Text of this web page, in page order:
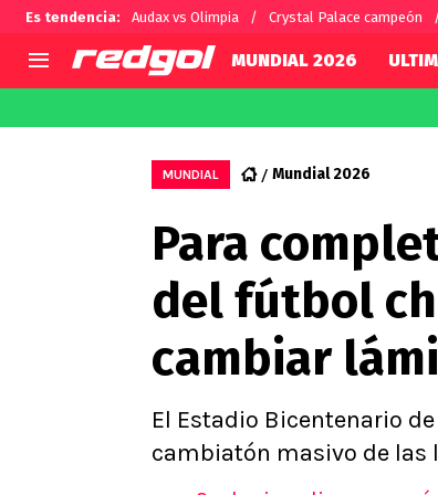
Es tendencia: Audax vs Olimpia Crystal Palace campeón
Selección Chilena
U de Chile
U Católica
Campeonato Nacional
Primera B
Segunda División
Copa Chile
Supercopa Chile
Campeonato Femenino
MUNDIAL 2026
MUNDIAL Mundial 2026
Para
del fútbol
cambiar
El Estadio Bicentenario
cambiatón masivo de las